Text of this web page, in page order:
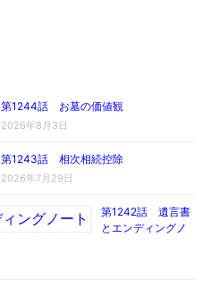
第1244話 お墓の価値観
2026年8月3日
第1243話 相次相続控除
2026年7月29日
第1242話 遺言書
とエンディングノ